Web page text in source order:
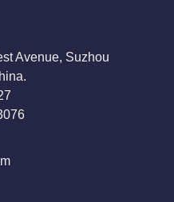
Avenue, Suzhou